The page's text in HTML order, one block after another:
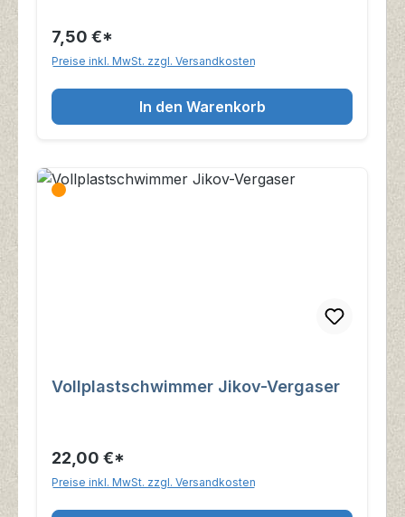
7,50 €*
Preise inkl. MwSt. zzgl. Versandkosten
In den Warenkorb
Vollplastschwimmer Jikov-Vergaser
22,00 €*
Preise inkl. MwSt. zzgl. Versandkosten